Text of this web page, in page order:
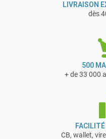
LIVRAISON
dès
500
+ de 33 000
CB, wallet,